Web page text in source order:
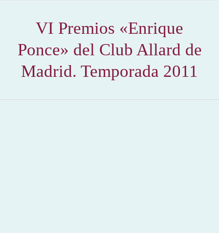
VI Premios «Enrique
Ponce» del Club Allard de
Madrid. Temporada 2011